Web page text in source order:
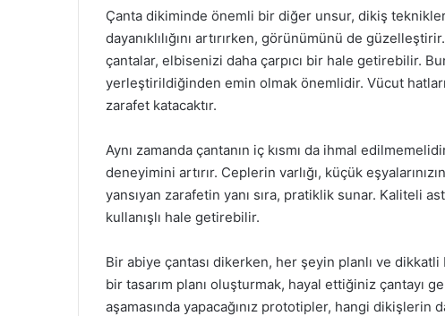
Çanta dikiminde önemli bir diğer unsur, dikiş
dayanıklılığını artırırken, görünümünü de
çantalar, elbisenizi daha çarpıcı bir hale getirebilir.
yerleştirildiğinden emin olmak önemlidir. Vücut
zarafet katacaktır.
Aynı zamanda çantanın iç kısmı da ihmal
deneyimini artırır. Ceplerin varlığı, küçük
yansıyan zarafetin yanı sıra, pratiklik sunar. Kaliteli
kullanışlı hale getirebilir.
Bir abiye çantası dikerken, her şeyin planlı ve
bir tasarım planı oluşturmak, hayal ettiğiniz çantayı
aşamasında yapacağınız prototipler, hangi dikişlerin